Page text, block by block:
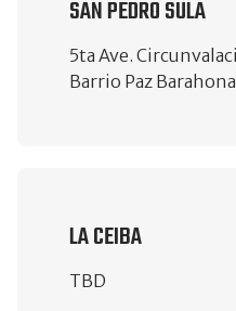
SAN PEDRO SULA
5ta Ave.
Barrio Paz Barahona
LA CEIBA
TBD